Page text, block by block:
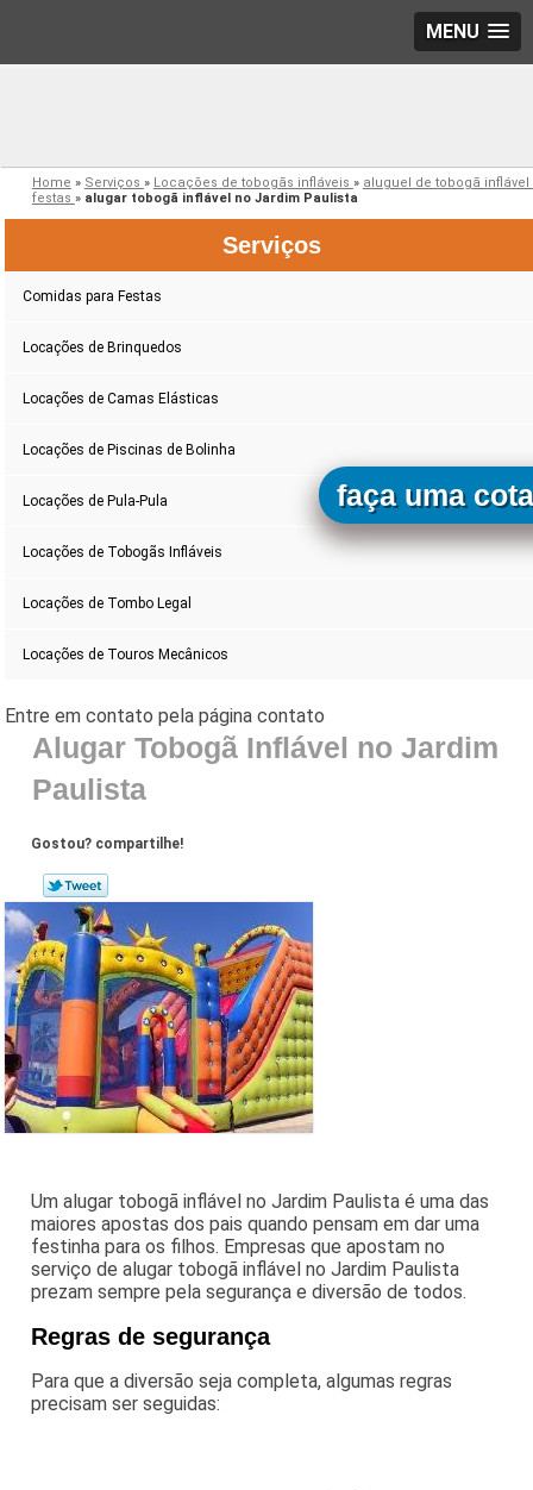
MENU
Home » Serviços » Locações de tobogãs infláveis » aluguel de tobogã inflável
festas » alugar tobogã inflável no Jardim Paulista
Serviços
Comidas para Festas
Locações de Brinquedos
Locações de Camas Elásticas
Locações de Piscinas de Bolinha
Locações de Pula-Pula
Locações de Tobogãs Infláveis
Locações de Tombo Legal
Locações de Touros Mecânicos
Alugar Tobogã Inflável no Jardim
Paulista
Gostou? compartilhe!
Um alugar tobogã inflável no Jardim Paulista é uma das
maiores apostas dos pais quando pensam em dar uma
festinha para os filhos. Empresas que apostam no
serviço de alugar tobogã inflável no Jardim Paulista
prezam sempre pela segurança e diversão de todos.
Regras de segurança
Para que a diversão seja completa, algumas regras
precisam ser seguidas:
faça uma